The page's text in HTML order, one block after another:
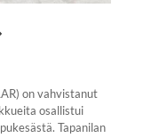
on vahvistanut
osallistui
Tapanilan